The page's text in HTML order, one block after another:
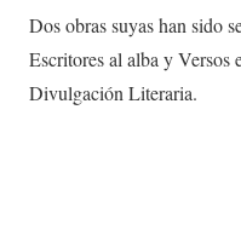
Dos obras suyas han sido
Escritores al alba y Versos
Divulgación Literaria.